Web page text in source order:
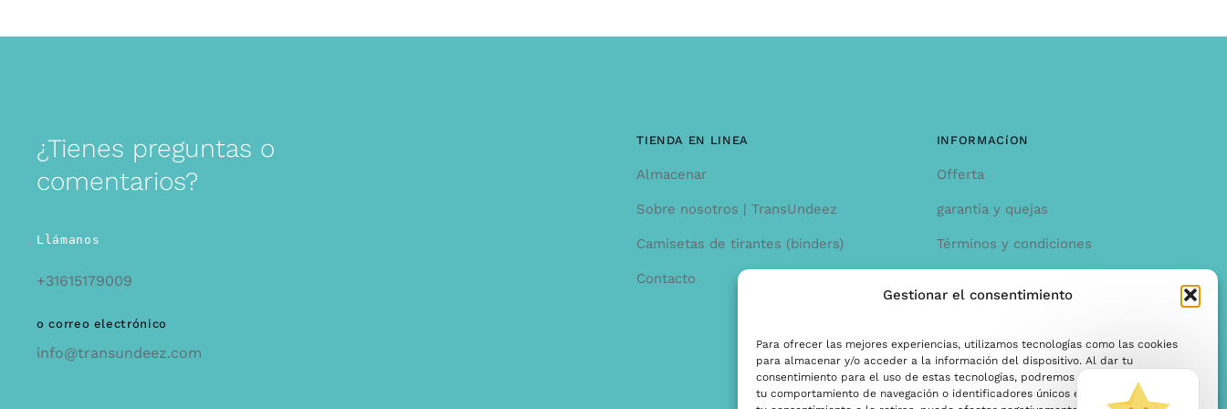
Gestionar el consentimiento
Para ofrecer las mejores experiencias, utilizamos tecnologías como las cookies
para almacenar y/o acceder a la información del dispositivo. Al dar tu
consentimiento para el uso de estas tecnologías, podremos procesar datos como
tu comportamiento de navegación o identificadores únicos en este sitio. Si no das
¿Tienes preguntas o
comentarios?
Llámanos
+31615179009
o correo electrónico
info@transundeez.com
TIENDA EN LINEA
Almacenar
Sobre nosotros | TransUndeez
Camisetas de tirantes (binders)
Contacto
INFORMACíON
Offerta
garantía y quejas
Términos y condiciones